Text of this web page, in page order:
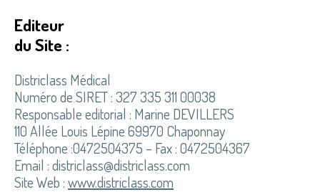
Editeur
du Site :
Districlass Médical
Numéro de SIRET : 327 335 311 00038
Responsable editorial : Marine DEVILLERS
110 Allée Louis Lépine 69970 Chaponnay
Téléphone :0472504375 – Fax : 0472504367
Email : districlass@districlass.com
Site Web :www.districlass.com